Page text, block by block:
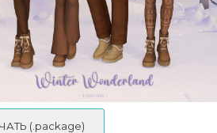
Cozy Core Collection
(.package)